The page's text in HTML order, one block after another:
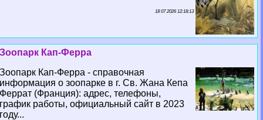
18 07 2026 12:18:13
Зоопарк Кап-Ферра
Зоопарк Кап-Ферра - справочная
информация о зоопарке в г. Св. Жана Кепа
Феррат (Франция): адрес, телефоны,
график работы, официальный сайт в 2023
году...